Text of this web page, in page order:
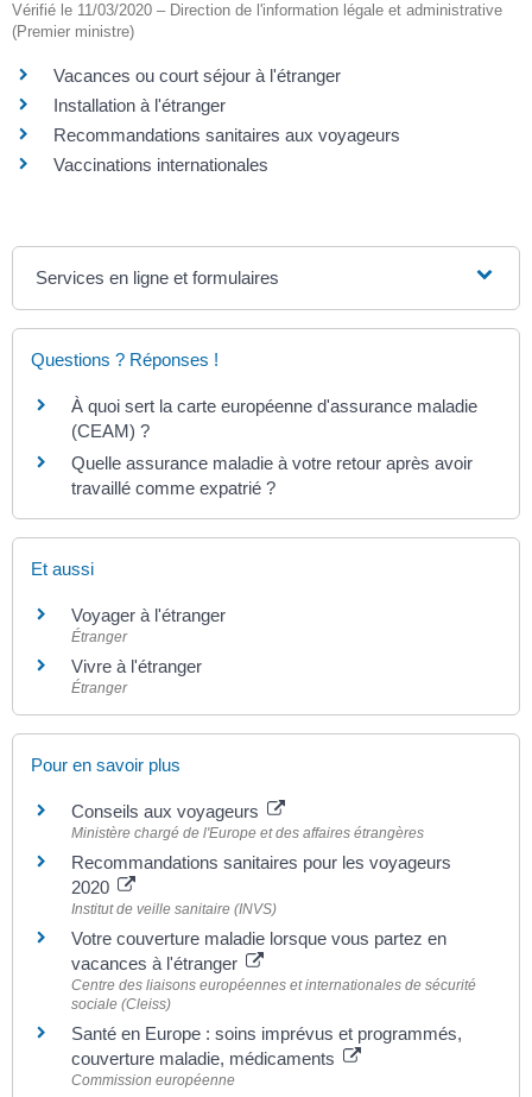
Vérifié le 11/03/2020 – Direction de l'information légale et administrative
(Premier ministre)
Vacances ou court séjour à l'étranger
Installation à l'étranger
Recommandations sanitaires aux voyageurs
Vaccinations internationales
Services en ligne et formulaires
Questions ? Réponses !
À quoi sert la carte européenne d'assurance maladie
(CEAM) ?
Quelle assurance maladie à votre retour après avoir
travaillé comme expatrié ?
Et aussi
Voyager à l'étranger
Étranger
Vivre à l'étranger
Étranger
Pour en savoir plus
Conseils aux voyageurs
Ministère chargé de l'Europe et des affaires étrangères
Recommandations sanitaires pour les voyageurs
2020
Institut de veille sanitaire (INVS)
Votre couverture maladie lorsque vous partez en
vacances à l'étranger
Centre des liaisons européennes et internationales de sécurité
sociale (Cleiss)
Santé en Europe : soins imprévus et programmés,
couverture maladie, médicaments
Commission européenne